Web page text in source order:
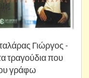
Γιώργος -
τραγούδια που
γράφω